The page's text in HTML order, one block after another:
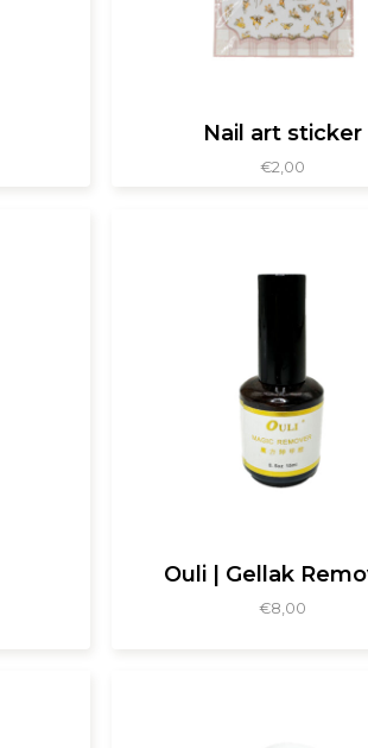
Nail art sticker
€2,00
Ouli | Gellak
€8,00